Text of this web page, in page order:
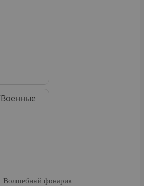
Военные
Волшебный фонарик